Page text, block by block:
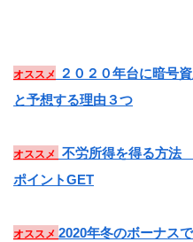
オススメ
２０２０年台に暗号
と予想する理由３つ
オススメ
不労所得を得る方法
ポイントGET
オススメ 2020年冬のボーナス